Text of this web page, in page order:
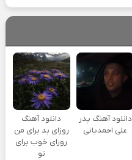
دانلود آهنگ پدر
علی احمدیانی
دانلود آهنگ
روزای بد برای من
روزای خوب برای
تو